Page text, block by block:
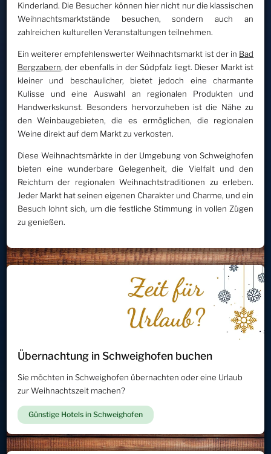
Kinderland. Die Besucher können hier nicht nur die klassischen
Weihnachtsmarktstände besuchen, sondern auch an
zahlreichen kulturellen Veranstaltungen teilnehmen.
Ein weiterer empfehlenswerter Weihnachtsmarkt ist der in Bad
Bergzabern, der ebenfalls in der Südpfalz liegt. Dieser Markt ist
kleiner und beschaulicher, bietet jedoch eine charmante
Kulisse und eine Auswahl an regionalen Produkten und
Handwerkskunst. Besonders hervorzuheben ist die Nähe zu
den Weinbaugebieten, die es ermöglichen, die regionalen
Weine direkt auf dem Markt zu verkosten.
Diese Weihnachtsmärkte in der Umgebung von Schweighofen
bieten eine wunderbare Gelegenheit, die Vielfalt und den
Reichtum der regionalen Weihnachtstraditionen zu erleben.
Jeder Markt hat seinen eigenen Charakter und Charme, und ein
Besuch lohnt sich, um die festliche Stimmung in vollen Zügen
zu genießen.
Übernachtung in Schweighofen buchen
Sie möchten in Schweighofen übernachten oder eine Urlaub
zur Weihnachtszeit machen?
Günstige Hotels in Schweighofen